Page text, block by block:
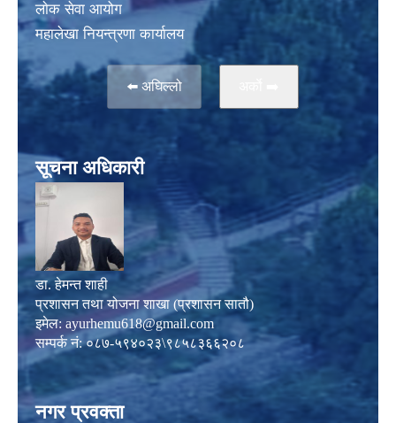
लाेक सेवा आयोग
महालेखा नियन्त्रणा कार्यालय
⬅️ अघिल्लो
सूचना अधिकारी
डा. हेमन्त शाही
प्रशासन तथा योजना शाखा (प्रशासन सातौ)
इमेल: ayurhemu618@gmail.com
सम्पर्क नं: ०८७-५९४०२३\९८५८३६६२०८
नगर प्रवक्ता